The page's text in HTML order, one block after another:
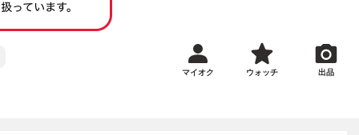
マイオク ウォッチ 出品